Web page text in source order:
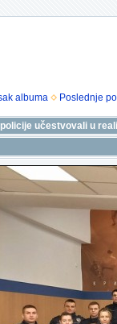
albuma
Poslednje
učestvovali u